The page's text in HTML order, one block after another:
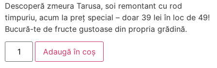
Descoperă zmeura Tarusa, soi remontant cu rod
timpuriu, acum la preț special – doar 39 lei în loc de 49!
Bucură-te de fructe gustoase din propria grădină.
Adaugă în coș